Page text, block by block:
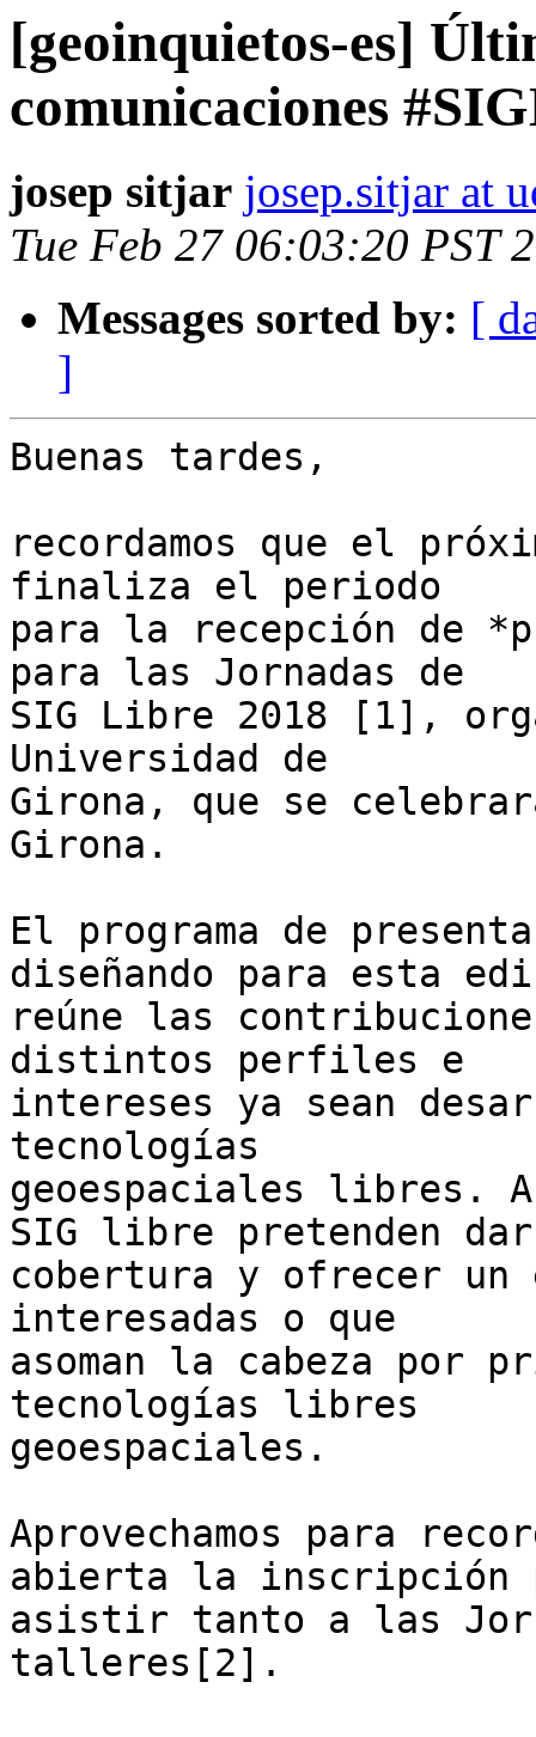
[geoinquietos-es]
comunicaciones
josep sitjar josep.sitjar at
Tue Feb 27 06:03:20 PST
Messages sorted by: [
]
Buenas tardes,
recordamos que el
finaliza el periodo
para la recepción de
para las Jornadas de
SIG Libre 2018 [1],
Universidad de
Girona, que se
Girona.
El programa de
diseñando para esta
reúne las
distintos perfiles e
intereses ya sean
tecnologías
geoespaciales libres.
SIG libre pretenden
cobertura y ofrecer un
interesadas o que
asoman la cabeza por
tecnologías libres
geoespaciales.
Aprovechamos para
abierta la inscripción
asistir tanto a las
talleres[2].